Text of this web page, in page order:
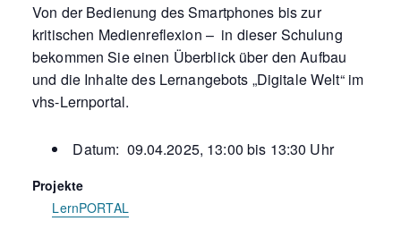
Von der Bedienung des Smartphones bis zur
kritischen Medienreflexion – in dieser Schulung
bekommen Sie einen Überblick über den Aufbau
und die Inhalte des Lernangebots „Digitale Welt“ im
vhs-Lernportal.
Datum: 09.04.2025, 13:00 bis 13:30 Uhr
Projekte
LernPORTAL